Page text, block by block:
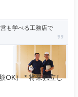
も学べる工務店で
OK） * 将来独立し